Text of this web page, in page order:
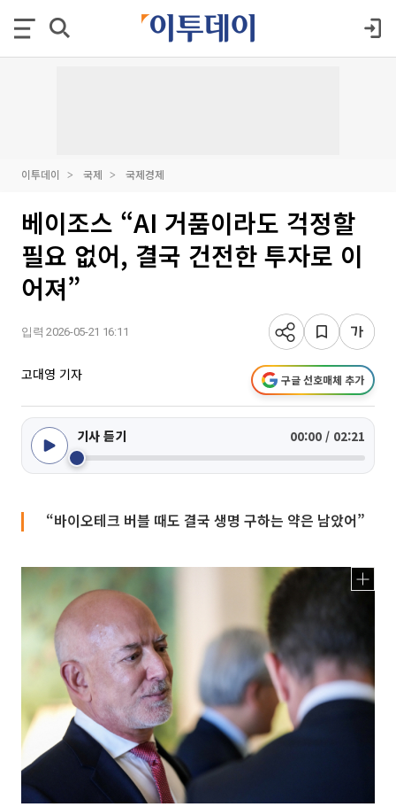
이투데이 국제 국제경제
베이조스 “AI 거품이라도 걱정할
필요 없어, 결국 건전한 투자로 이
어져”
입력 2026-05-21 16:11
고대영 기자 구글 선호매체 추가
기사 듣기 00:00 / 02:21
“바이오테크 버블 때도 결국 생명 구하는 약은 남았어”